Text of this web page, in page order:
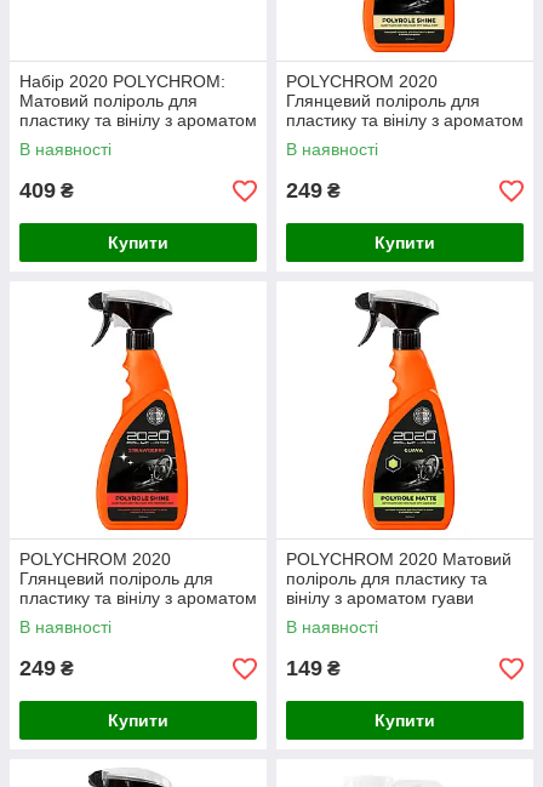
Набір 2020 POLYCHROM:
Матовий поліроль для
пластику та вінілу з ароматом
гуави “COCKPIT REINIGER”
500 мл+ мікрофібра
В наявності
409 ₴
Купити
POLYCHROM 2020
Глянцевий поліроль для
пластику та вінілу з ароматом
ванілі “POLYROLE SHINE”,
0,5 л
В наявності
249 ₴
Купити
POLYCHROM 2020
Глянцевий поліроль для
пластику та вінілу з ароматом
полуниці “POLYROLE SHINE”,
0,5 л
В наявності
249 ₴
Купити
POLYCHROM 2020 Матовий
поліроль для пластику та
вінілу з ароматом гуави
“POLYROLE MATTE”
В наявності
149 ₴
Купити